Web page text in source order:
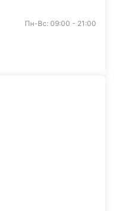
Пн-Вс: 09:00 - 21:00